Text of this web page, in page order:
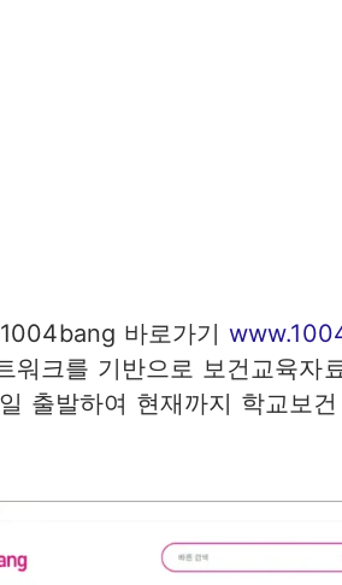
바로가기
워크를 기반으로 보건교육자
출발하여 현재까지 학교보